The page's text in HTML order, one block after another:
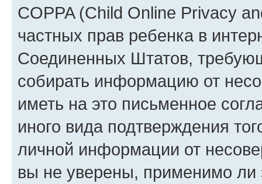
COPPA (Child Online Privacy
частных прав ребенка в
Соединенных Штатов,
собирать информацию от
иметь на это письменное
иного вида подтверждения
личной информации от
вы не уверены, применимо ли